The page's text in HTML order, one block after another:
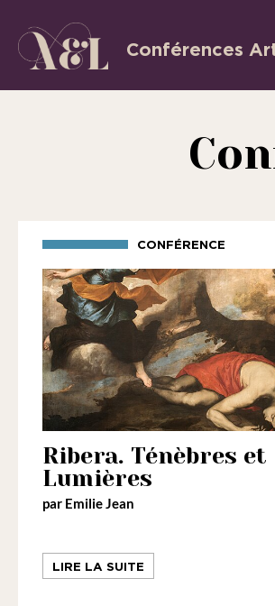
contenu
Conférences
L’Association
«
une
association
régie
une
vocation
CONFÉRENCE
Ribera. Ténèbres et
Lumières
par Emilie Jean
LIRE LA SUITE